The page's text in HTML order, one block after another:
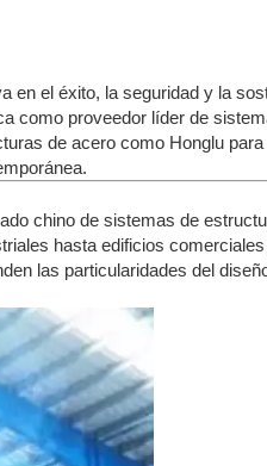
el éxito, la seguridad y la
como proveedor líder de
de acero como Honglu
chino de sistemas de
hasta edificios
las particularidades del